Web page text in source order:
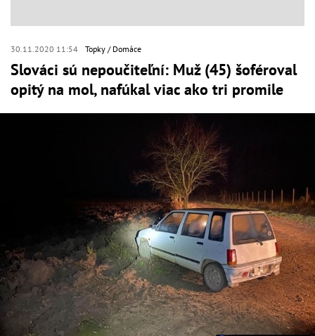
30.11.2020 11:54 Topky Domáce
Slováci sú nepoučiteľní: Muž (45) šoféroval
opitý na mol, nafúkal viac ako tri promile